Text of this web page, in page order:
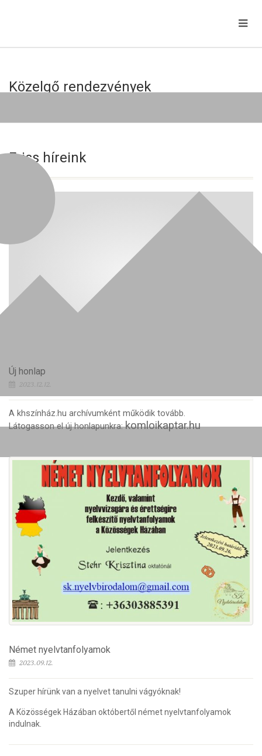
Közelgő rendezvények
Friss híreink
Új honlap
2023.12.12.
A khszínház.hu archívumként működik tovább.
Látogasson el új honlapunkra:komloikaptar.hu
Német nyelvtanfolyamok
2023.09.12.
Szuper hírünk van a nyelvet tanulni vágyóknak!
A Közösségek Házában októbertől német nyelvtanfolyamok
indulnak.